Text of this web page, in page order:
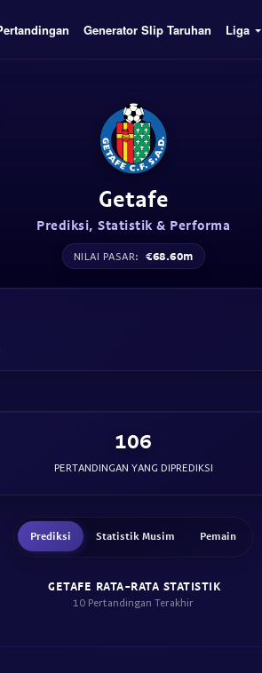
Generator Slip Taruhan Liga
Getafe
Prediksi, Statistik & Performa
NILAI PASAR: €68.60m
106
PERTANDINGAN YANG DIPREDIKSI
Prediksi Statistik Musim Pemain
GETAFE RATA-RATA STATISTIK
10 Pertandingan Terakhir